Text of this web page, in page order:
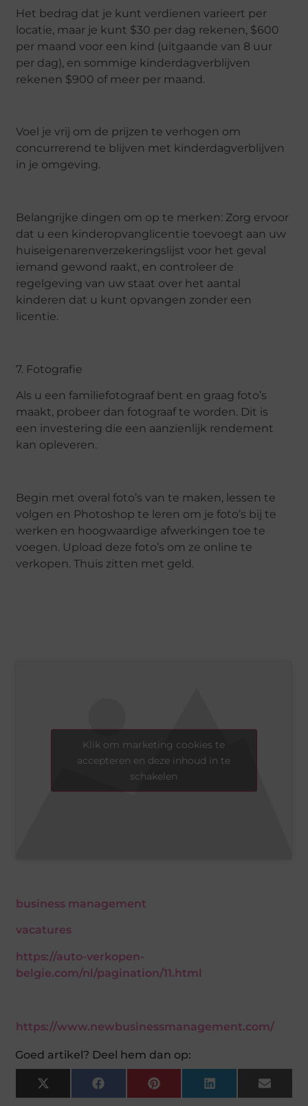
Het bedrag dat je kunt verdienen varieert per
locatie, maar je kunt $30 per dag rekenen, $600
per maand voor een kind (uitgaande van 8 uur
per dag), en sommige kinderdagverblijven
rekenen $900 of meer per maand.
Voel je vrij om de prijzen te verhogen om
concurrerend te blijven met kinderdagverblijven
in je omgeving.
Belangrijke dingen om op te merken: Zorg ervoor
dat u een kinderopvanglicentie toevoegt aan uw
huiseigenarenverzekeringslijst voor het geval
iemand gewond raakt, en controleer de
regelgeving van uw staat over het aantal
kinderen dat u kunt opvangen zonder een
licentie.
7. Fotografie
Als u een familiefotograaf bent en graag foto’s
maakt, probeer dan fotograaf te worden. Dit is
een investering die een aanzienlijk rendement
kan opleveren.
Begin met overal foto’s van te maken, lessen te
volgen en Photoshop te leren om je foto’s bij te
werken en hoogwaardige afwerkingen toe te
voegen. Upload deze foto’s om ze online te
verkopen. Thuis zitten met geld.
Klik om marketing cookies te
accepteren en deze inhoud in te
schakelen
business management
vacatures
https://auto-verkopen-
belgie.com/nl/pagination/11.html
https://www.newbusinessmanagement.com/
Goed artikel? Deel hem dan op:
X
(Twitter)
FacebookPinterestLinkedInEmail